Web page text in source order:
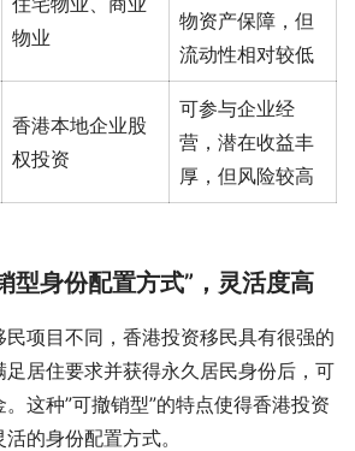
物业
物资产保障，但
流动性相对较低
香港本地企业股
权投资
可参与企业经
营，潜在收益丰
厚，但风险较高
型身份配置方式”，灵活度高
项目不同，香港投资移民具有很强的
足居住要求并获得永久居民身份后，可
这种”可撤销型”的特点使得香港投资
的身份配置方式。